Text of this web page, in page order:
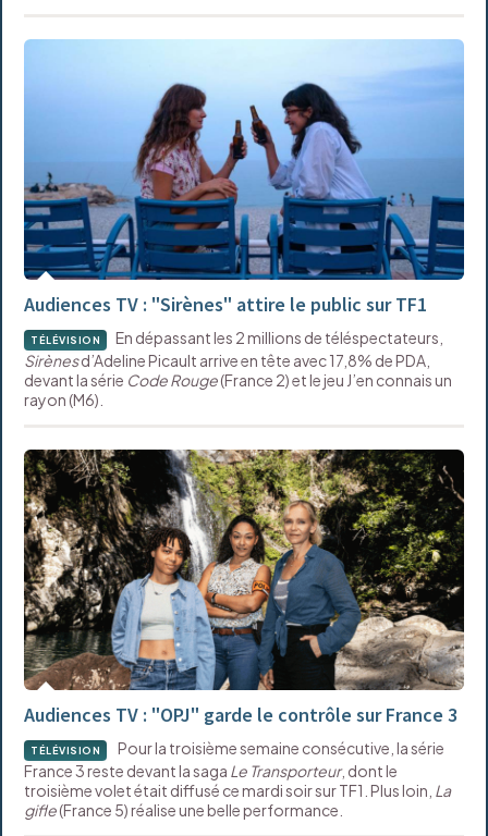
Audiences TV : "Sirènes" attire le public sur TF1
TÉLÉVISION
En dépassant les 2 millions de téléspectateurs,
Sirènesd’Adeline Picault arrive en tête avec 17,8% de PDA,
devant la série Code Rouge(France 2) et le jeu J’en connais un
rayon (M6).
Audiences TV : "OPJ" garde le contrôle sur France 3
TÉLÉVISION
Pour la troisième semaine consécutive, la série
France 3 reste devant la saga Le Transporteur, dont le
troisième volet était diffusé ce mardi soir sur TF1. Plus loin, La
gifle(France 5) réalise une belle performance.